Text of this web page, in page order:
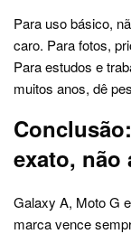
Para uso básico,
caro. Para fotos,
Para estudos e
muitos anos, dê
exato, não
Galaxy A, Moto G
marca vence